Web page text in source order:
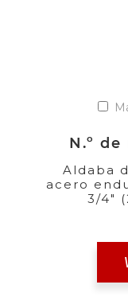
N.º
Aldaba
acero
3/4"